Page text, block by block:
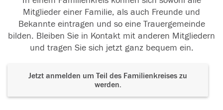
Mitglieder einer Familie, als auch Freunde und
Bekannte eintragen und so eine Trauergemeinde
bilden. Bleiben Sie in Kontakt mit anderen Mitgliedern
und tragen Sie sich jetzt ganz bequem ein.
Jetzt anmelden um Teil des Familienkreises zu
werden.